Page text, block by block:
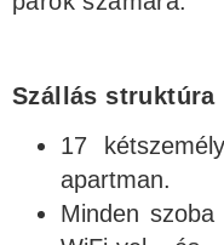
Szállás struktúra
17
apartman.
Minden